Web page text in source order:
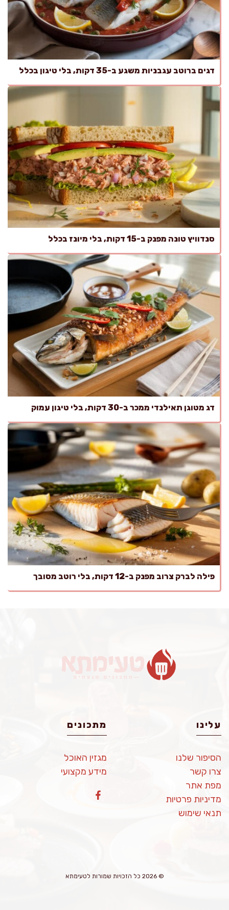
דגים ברוטב עגבניות משגע ב-35 דקות, בלי טיגון בכלל
סנדוויץ טונה מפנק ב-15 דקות, בלי מיונז בכלל
דג מטוגן תאילנדי ממכר ב-30 דקות, בלי טיגון עמוק
פילה לברק צרוב מפנק ב-12 דקות, בלי רוטב מסובך
עלינו
הסיפור שלנו
צרו קשר
מפת אתר
מדיניות פרטיות
תנאי שימוש
מתכונים
מגזין האוכל
מידע מקצועי
© 2026 כל הזכויות שמורות לטעימתא